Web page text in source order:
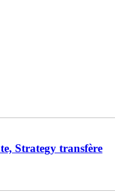
Strategy transfère